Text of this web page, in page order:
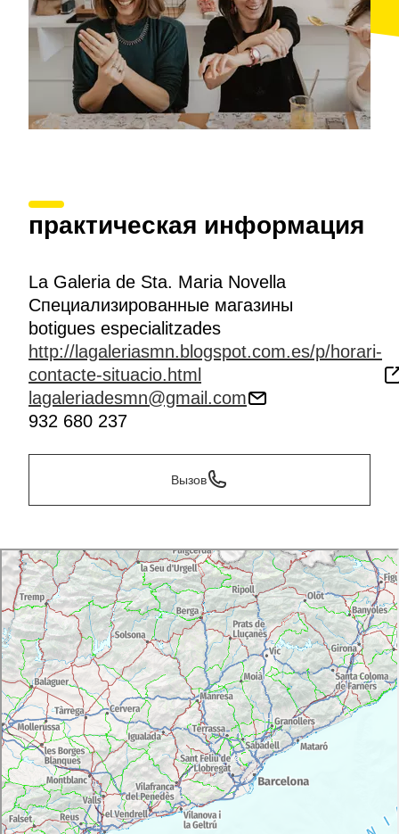
практическая информация
La Galeria de Sta. Maria Novella
Специализированные магазины
botigues especialitzades
http://lagaleriasmn.blogspot.com.es/p/horari-
contacte-situacio.html
lagaleriadesmn@gmail.com
932 680 237
Вызов